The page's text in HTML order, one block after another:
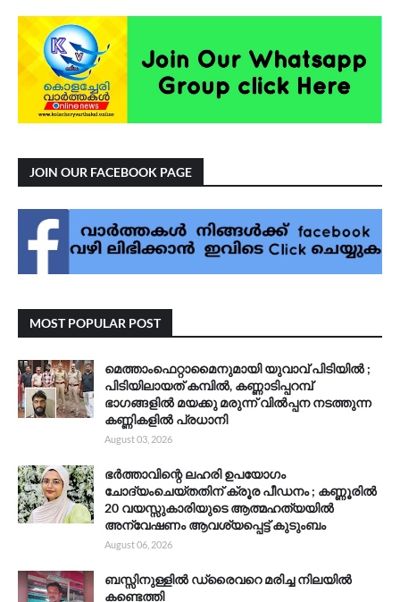
JOIN OUR FACEBOOK PAGE
MOST POPULAR POST
മെത്താംഫെറ്റാമൈനുമായി യുവാവ് പിടിയിൽ ;
പിടിയിലായത് കമ്പിൽ, കണ്ണാടിപ്പറമ്പ്
ഭാഗങ്ങളിൽ മയക്കു മരുന്ന് വിൽപ്പന നടത്തുന്ന
കണ്ണികളിൽ പ്രധാനി
August 03, 2026
ഭർത്താവിന്റെ ലഹരി ഉപയോഗം
ചോദ്യംചെയ്തതിന് ക്രൂര പീഡനം ; കണ്ണൂരിൽ
20 വയസ്സുകാരിയുടെ ആത്മഹത്യയിൽ
അന്വേഷണം ആവശ്യപ്പെട്ട് കുടുംബം
August 06, 2026
ബസ്സിനുള്ളിൽ ഡ്രൈവറെ മരിച്ച നിലയിൽ
കണ്ടെത്തി